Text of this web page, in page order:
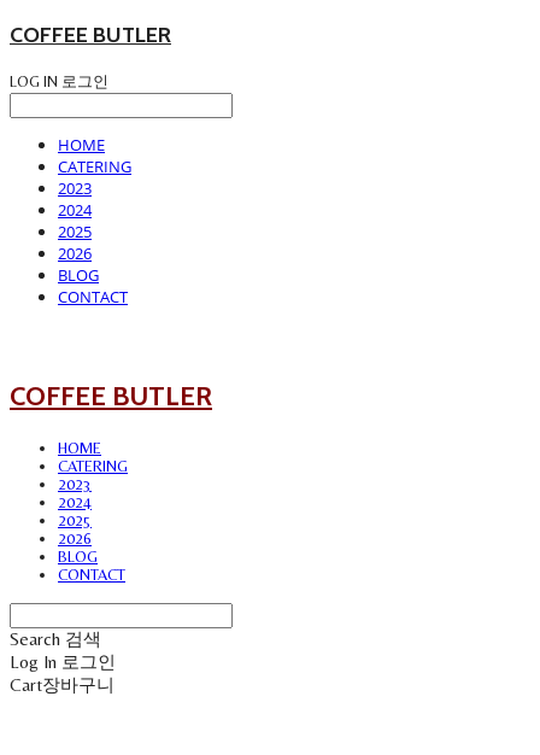
COFFEE BUTLER
LOG IN 로그인
HOME
CATERING
2023
2024
2025
2026
BLOG
CONTACT
COFFEE BUTLER
HOME
CATERING
2023
2024
2025
2026
BLOG
CONTACT
Search 검색
Log In 로그인
Cart장바구니